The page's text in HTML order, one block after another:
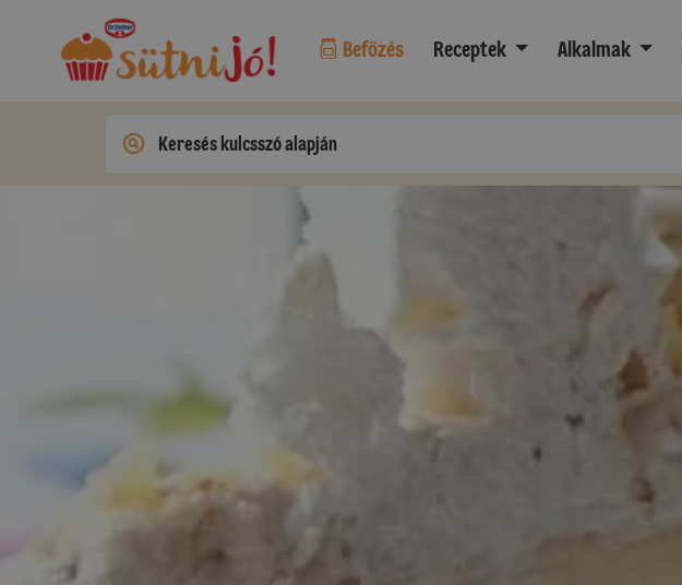
Befőzés Receptek Alkalmak